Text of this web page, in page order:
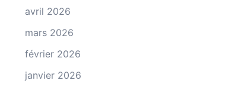
avril 2026
mars 2026
février 2026
janvier 2026